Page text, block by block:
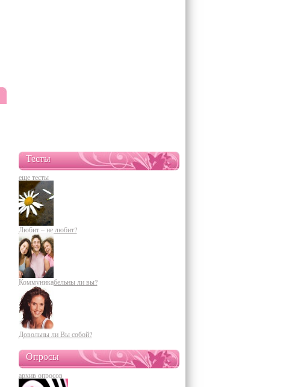
Тесты
еще тесты
Любит – не любит?
Коммуникабельны ли вы?
Довольны ли Вы собой?
Опросы
архив опросов